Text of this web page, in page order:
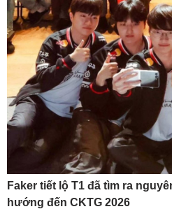
Faker tiết lộ T1 đã tìm ra
hướng đến CKTG 2026